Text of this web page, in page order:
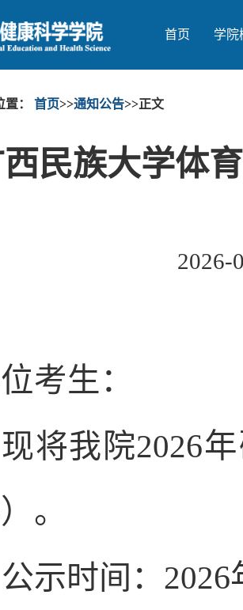
首页 学院
置： 首页>>通知公告>>正文
民族大学体
2026-
考生：
现将我院2026
。
公示时间： 2026